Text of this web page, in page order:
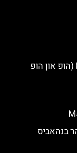
אוטובוס התיירים של Benalmádena (הופ און הופ
בנהאביס